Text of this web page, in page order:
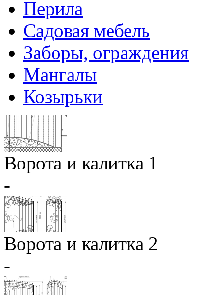
Перила
Садовая мебель
Заборы, ограждения
Мангалы
Козырьки
Ворота и калитка 1
-
Ворота и калитка 2
-